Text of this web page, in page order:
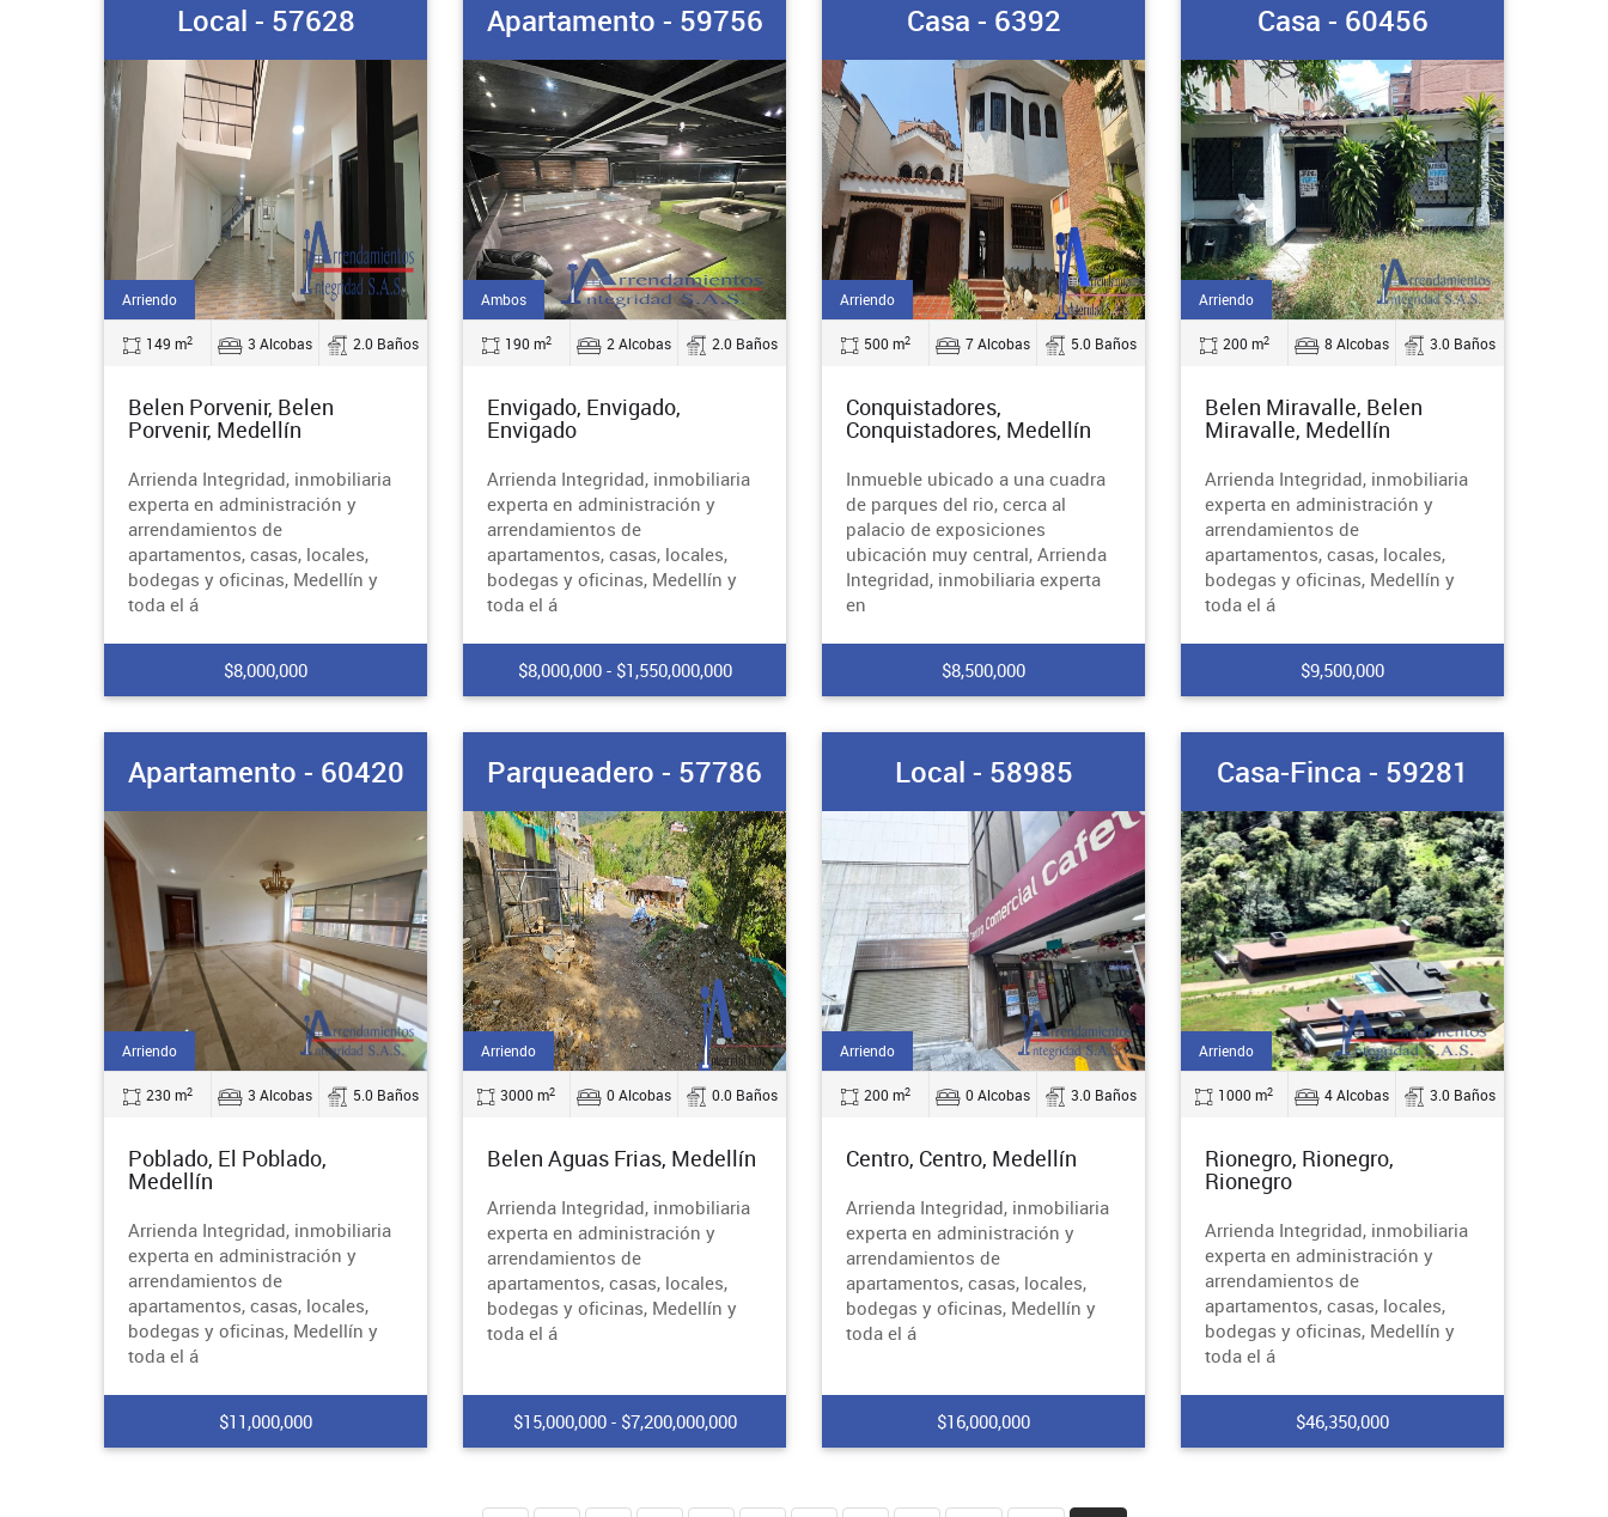
Local - 57628
Arriendo
149 m2 3 Alcobas 2.0 Baños
Belen Porvenir, Belen
Porvenir, Medellín
Arrienda Integridad, inmobiliaria
experta en administración y
arrendamientos de
apartamentos, casas, locales,
bodegas y oficinas, Medellín y
toda el á
$8,000,000
Apartamento - 59756
Ambos
190 m2 2 Alcobas 2.0 Baños
Envigado, Envigado,
Envigado
Arrienda Integridad, inmobiliaria
experta en administración y
arrendamientos de
apartamentos, casas, locales,
bodegas y oficinas, Medellín y
toda el á
$8,000,000 - $1,550,000,000
Casa - 6392
Arriendo
500 m2 7 Alcobas 5.0 Baños
Conquistadores,
Conquistadores, Medellín
Inmueble ubicado a una cuadra
de parques del rio, cerca al
palacio de exposiciones
ubicación muy central, Arrienda
Integridad, inmobiliaria experta
en
$8,500,000
Casa - 60456
Arriendo
200 m2 8 Alcobas 3.0 Baños
Belen Miravalle, Belen
Miravalle, Medellín
Arrienda Integridad, inmobiliaria
experta en administración y
arrendamientos de
apartamentos, casas, locales,
bodegas y oficinas, Medellín y
toda el á
$9,500,000
Apartamento - 60420
Arriendo
230 m2 3 Alcobas 5.0 Baños
Poblado, El Poblado,
Medellín
Arrienda Integridad, inmobiliaria
experta en administración y
arrendamientos de
apartamentos, casas, locales,
bodegas y oficinas, Medellín y
toda el á
$11,000,000
Parqueadero - 57786
Arriendo
3000 m2 0 Alcobas 0.0 Baños
Belen Aguas Frias, Medellín
Arrienda Integridad, inmobiliaria
experta en administración y
arrendamientos de
apartamentos, casas, locales,
bodegas y oficinas, Medellín y
toda el á
$15,000,000 - $7,200,000,000
Local - 58985
Arriendo
200 m2 0 Alcobas 3.0 Baños
Centro, Centro, Medellín
Arrienda Integridad, inmobiliaria
experta en administración y
arrendamientos de
apartamentos, casas, locales,
bodegas y oficinas, Medellín y
toda el á
$16,000,000
Casa-Finca - 59281
Arriendo
1000 m2 4 Alcobas 3.0 Baños
Rionegro, Rionegro,
Rionegro
Arrienda Integridad, inmobiliaria
experta en administración y
arrendamientos de
apartamentos, casas, locales,
bodegas y oficinas, Medellín y
toda el á
$46,350,000